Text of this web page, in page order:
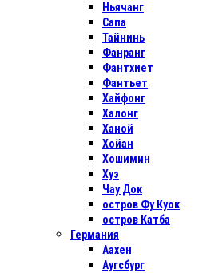
Ньячанг
Сапа
Тайнинь
Фанранг
Фантхиет
Фантьет
Хайфонг
Халонг
Ханой
Хойан
Хошимин
Хуэ
Чау Док
остров Фу Куок
остров Катба
Германия
Аахен
Аугсбург